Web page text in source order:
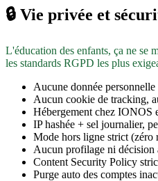
🔒 Vie privée et
L'éducation des enfants, ça ne se
les standards RGPD les plus
Aucune donnée
Aucun cookie de tracking,
Hébergement chez IONOS
IP hashée + sel journalier,
Mode hors ligne strict (zéro
Aucun profilage ni décision
Content Security Policy
Purge auto des comptes